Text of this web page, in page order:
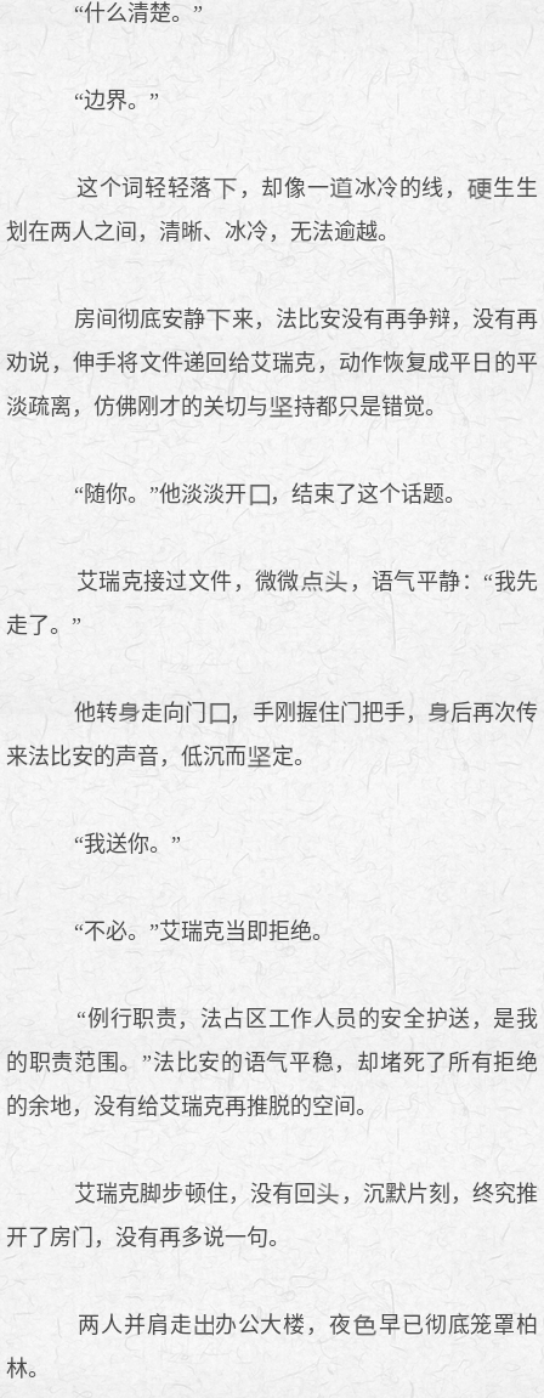
“什么清楚。”
“边界。”
这个词轻轻落 ，却像一 冰冷的线，
生生
划在两人之间，清晰、冰冷，无法逾越。
房间彻底安静
来，法比安没有再争辩，没有再
劝说，伸手将文件递回给艾瑞克，动作恢复成平日的平
淡疏离，仿佛刚才的关切与
持都只是错觉。
“随你。”他淡淡开 ，结束了这个话题。
艾瑞克接过文件，微微
，语气平静：“我先
走了。”
他转 走向门 ，手刚握住门把手，
后再次传
来法比安的声音，低沉而
定。
“我送你。”
“不必。”艾瑞克当即拒绝。
“例行职责，法占区工作人员的安全护送，是我
的职责范围。”法比安的语气平稳，却堵死了所有拒绝
的余地，没有给艾瑞克再推脱的空间。
艾瑞克脚步顿住，没有回
，沉默片刻，终究推
开了房门，没有再多说一句。
两人并肩走 办公大楼，夜
早已彻底笼罩柏
林。